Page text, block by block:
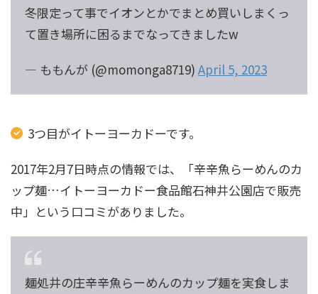
冬限定って事でイオンとかでまとめ買いしまくっ
て置き場所に困るまでなってきましたw
— ももんが (@momonga8719) April 5, 2023
3つ目がイトーヨーカドーです。
2017年2月7日時点の情報では、「辛辛魚らーめんのカ
ップ麺…イトーヨーカドー食品館石神井公園店で販売
中」という口コミがありました。
麺処井の庄辛辛魚らーめんのカップ麺を実食しま